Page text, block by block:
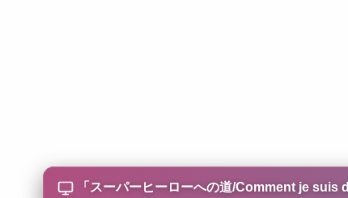
「 スーパーヒーローへの道/Comment je suis